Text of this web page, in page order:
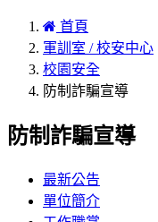
首頁
軍訓室 / 校安中心
校園安全
防制詐騙宣導
防制詐騙宣導
最新公告
單位簡介